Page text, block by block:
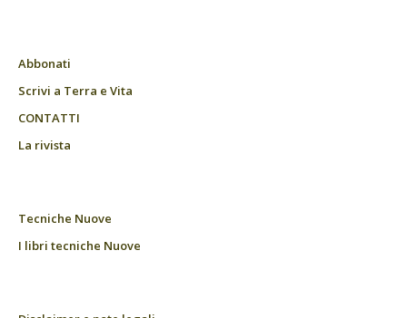
Abbonati
Scrivi a Terra e Vita
CONTATTI
La rivista
Tecniche Nuove
I libri tecniche Nuove